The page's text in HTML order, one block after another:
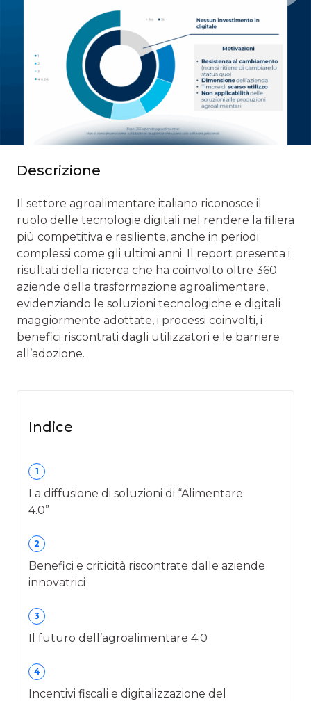
Descrizione
Il settore agroalimentare italiano riconosce il
ruolo delle tecnologie digitali nel rendere la filiera
più competitiva e resiliente, anche in periodi
complessi come gli ultimi anni. Il report presenta i
risultati della ricerca che ha coinvolto oltre 360
aziende della trasformazione agroalimentare,
evidenziando le soluzioni tecnologiche e digitali
maggiormente adottate, i processi coinvolti, i
benefici riscontrati dagli utilizzatori e le barriere
all’adozione.
Indice
1
La diffusione di soluzioni di “Alimentare
4.0”
2
Benefici e criticità riscontrate dalle aziende
innovatrici
3
Il futuro dell’agroalimentare 4.0
4
Incentivi fiscali e digitalizzazione del